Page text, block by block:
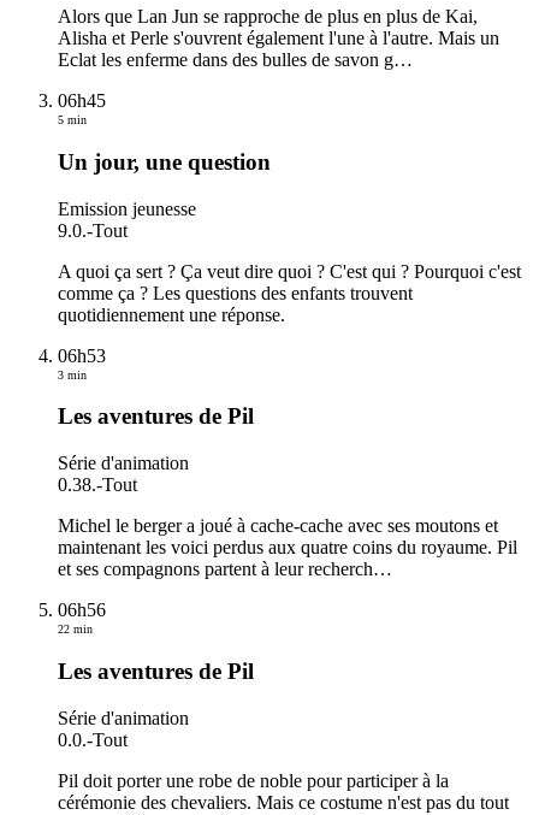
Alors que Lan Jun se rapproche de plus en plus de Kai,
Alisha et Perle s'ouvrent également l'une à l'autre. Mais un
Eclat les enferme dans des bulles de savon g…
06h45
5 min
Un jour, une question
Emission jeunesse
9.0.-Tout
A quoi ça sert ? Ça veut dire quoi ? C'est qui ? Pourquoi c'est
comme ça ? Les questions des enfants trouvent
quotidiennement une réponse.
06h53
3 min
Les aventures de Pil
Série d'animation
0.38.-Tout
Michel le berger a joué à cache-cache avec ses moutons et
maintenant les voici perdus aux quatre coins du royaume. Pil
et ses compagnons partent à leur recherch…
06h56
22 min
Les aventures de Pil
Série d'animation
0.0.-Tout
Pil doit porter une robe de noble pour participer à la
cérémonie des chevaliers. Mais ce costume n'est pas du tout